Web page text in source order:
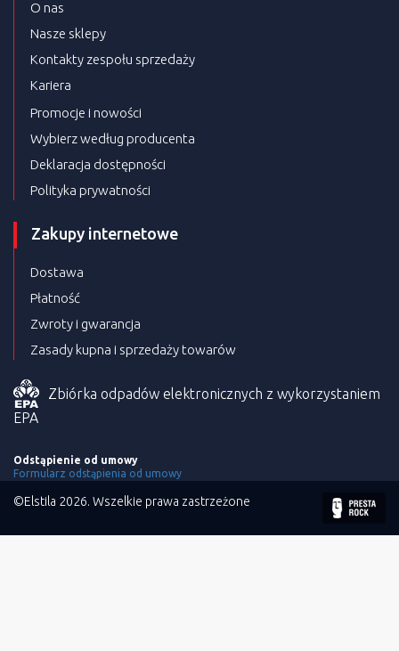
O nas
Nasze sklepy
Kontakty zespołu sprzedaży
Kariera
Promocje i nowości
Wybierz według producenta
Deklaracja dostępności
Polityka prywatności
Zakupy internetowe
Dostawa
Płatność
Zwroty i gwarancja
Zasady kupna i sprzedaży towarów
Zbiórka odpadów elektronicznych z wykorzystaniem
EPA
Odstąpienie od umowy
Formularz odstąpienia od umowy
©Elstila 2026. Wszelkie prawa zastrzeżone